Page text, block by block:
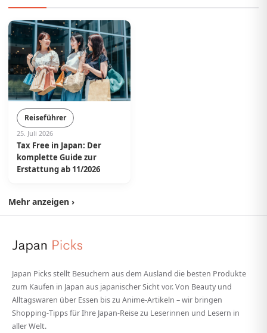
Reiseführer
25. Juli 2026
Tax Free in Japan: Der
komplette Guide zur
Erstattung ab 11/2026
Mehr anzeigen ›
Japan Picks stellt Besuchern aus dem Ausland die besten Produkte
zum Kaufen in Japan aus japanischer Sicht vor. Von Beauty und
Alltagswaren über Essen bis zu Anime-Artikeln – wir bringen
Shopping-Tipps für Ihre Japan-Reise zu Leserinnen und Lesern in
aller Welt.